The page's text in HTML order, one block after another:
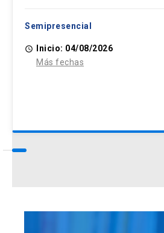
Semipresencial
access_time
Inicio: 04/08/2026
Más fechas